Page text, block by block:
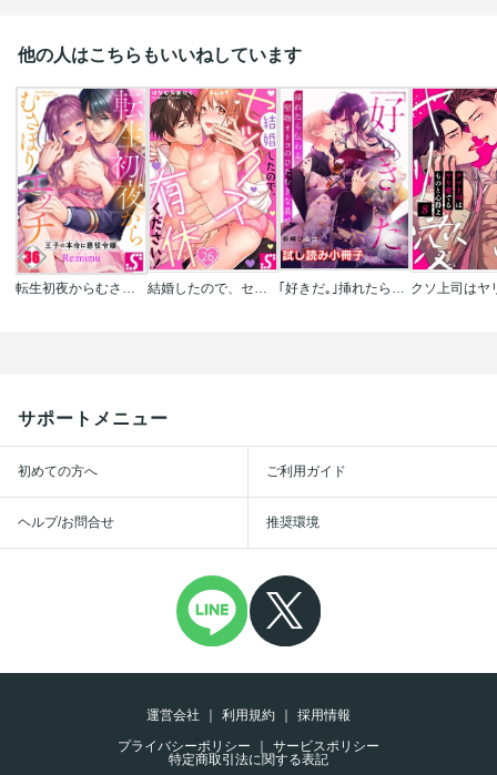
他の人はこちらもいいねしています
転生初夜からむさぼりエッチ～王子の本命は悪役令嬢 結婚したので、セックス有休ください! ｢好きだ｡｣挿れたら伝わる…堅物オトコのひたむきな最愛
サポートメニュー
初めての方へ ご利用ガイド
ヘルプ/お問合せ 推奨環境
運営会社 利用規約
採用情報
プライバシーポリシー
サービスポリシー
特定商取引法に関する表記